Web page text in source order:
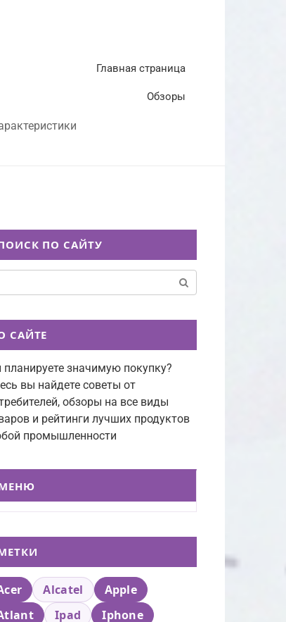
Главная страница
Обзоры
ПО САЙТУ
САЙТЕ
значимую покупку?
вы найдете советы от
обзоры на все виды
и рейтинги лучших продуктов
промышленности
Alcatel
Apple
Ipad
Iphone